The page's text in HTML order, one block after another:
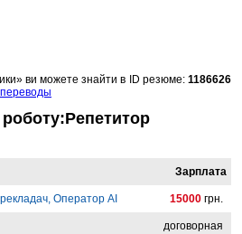
ви можете знайти в
ID резюме: 1186626
Зарплата
Оператор AI 15000 грн.
договорная